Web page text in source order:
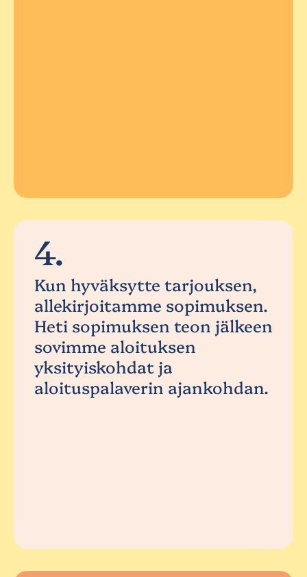
4.
Kun hyväksytte tarjouksen,
allekirjoitamme sopimuksen.
Heti sopimuksen teon jälkeen
sovimme aloituksen
yksityiskohdat ja
aloituspalaverin ajankohdan.